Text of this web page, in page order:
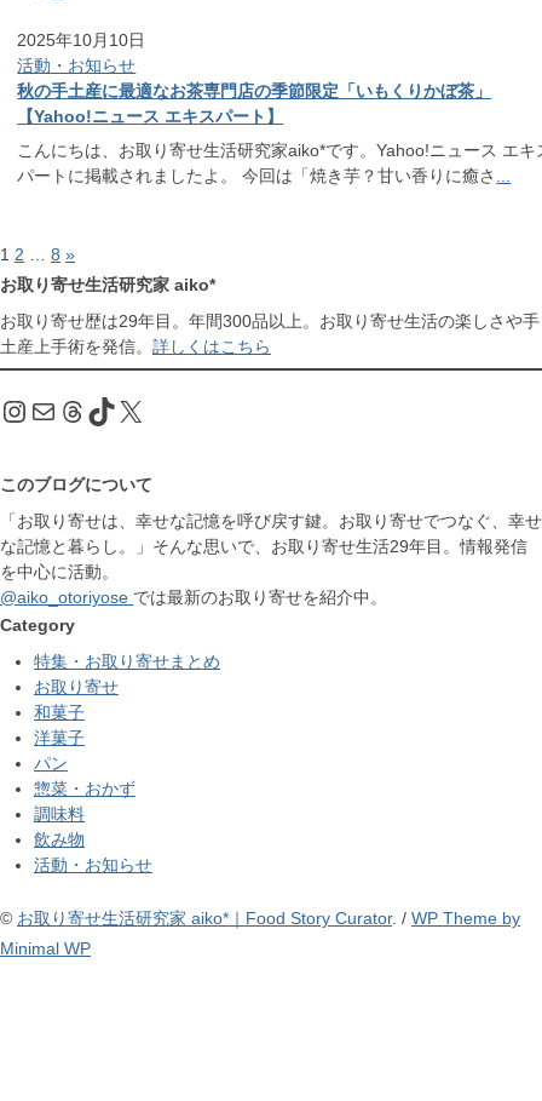
2025年10月10日
活動・お知らせ
秋の手土産に最適なお茶専門店の季節限定「いもくりかぼ茶」
【Yahoo!ニュース エキスパート】
こんにちは、お取り寄せ生活研究家aiko*です。Yahoo!ニュース エキ
パートに掲載されましたよ。 今回は「焼き芋？甘い香りに癒さ
1 2 8 »
お取り寄せ生活研究家 aiko*
お取り寄せ歴は29年目。年間300品以上。お取り寄せ生活の楽しさや手
土産上手術を発信。 詳しくはこちら
Instagram
メール Threads
TikTok
X
このブログについて
「お取り寄せは、幸せな記憶を呼び戻す鍵。お取り寄せでつなぐ、幸せ
な記憶と暮らし。」そんな思いで、お取り寄せ生活29年目。情報発信
を中心に活動。
@aiko_otoriyose では最新のお取り寄せを紹介中。
Category
特集・お取り寄せまとめ
お取り寄せ
和菓子
洋菓子
パン
惣菜・おかず
調味料
飲み物
活動・お知らせ
© お取り寄せ生活研究家 aiko*｜Food Story Curator. / WP Theme by
Minimal WP